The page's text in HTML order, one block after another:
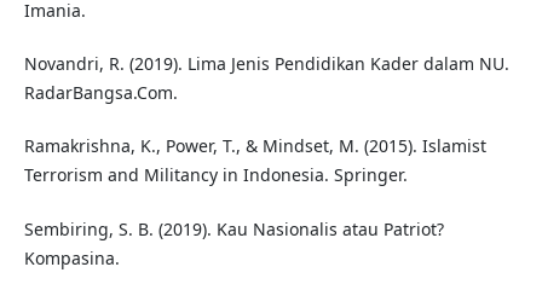
Imania.
Novandri, R. (2019). Lima Jenis Pendidikan Kader dalam NU.
RadarBangsa.Com.
Ramakrishna, K., Power, T., & Mindset, M. (2015). Islamist
Terrorism and Militancy in Indonesia. Springer.
Sembiring, S. B. (2019). Kau Nasionalis atau Patriot?
Kompasina.